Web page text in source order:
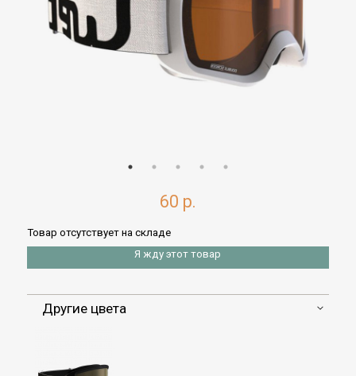
60 р.
Товар отсутствует на складе
Я жду этот товар
Другие цвета